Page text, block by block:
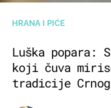
HRANA I PIĆE
Luška popara:
koji čuva
tradicije